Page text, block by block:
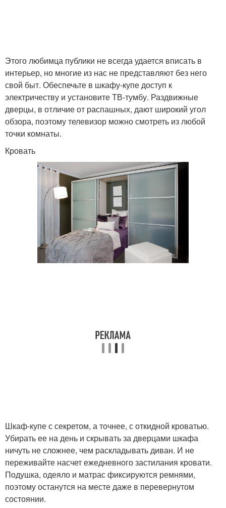
Этого любимца публики не всегда удается вписать в
интерьер, но многие из нас не представляют без него
свой быт. Обеспечьте в шкафу-купе доступ к
электричеству и установите ТВ-тумбу. Раздвижные
дверцы, в отличие от распашных, дают широкий угол
обзора, поэтому телевизор можно смотреть из любой
точки комнаты.
Кровать
Шкаф-купе с секретом, а точнее, с откидной кроватью.
Убирать ее на день и скрывать за дверцами шкафа
ничуть не сложнее, чем раскладывать диван. И не
переживайте насчет ежедневного застилания кровати.
Подушка, одеяло и матрас фиксируются ремнями,
поэтому останутся на месте даже в перевернутом
состоянии.